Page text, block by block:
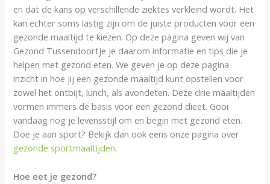
en dat de kans op verschillende ziektes verkleind wordt. Het
kan echter soms lastig zijn om de juiste producten voor een
gezonde maaltijd te kiezen. Op deze pagina geven wij van
Gezond Tussendoortje je daarom informatie en tips die je
helpen met gezond eten. We geven je op deze pagina
inzicht in hoe jij een gezonde maaltijd kunt opstellen voor
zowel het ontbijt, lunch, als avondeten. Deze drie maaltijden
vormen immers de basis voor een gezond dieet. Gooi
vandaag nog je levensstijl om en begin met gezond eten.
Doe je aan sport? Bekijk dan ook eens onze pagina over
gezonde sportmaaltijden.
Hoe eet je gezond?